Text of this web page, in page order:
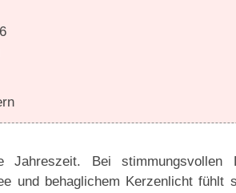
Bei stimmungsvollen
und behaglichem Kerzenlicht